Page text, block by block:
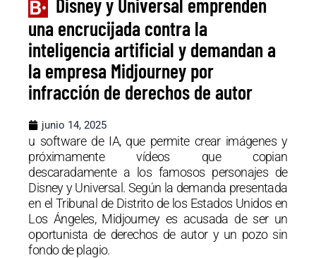
Disney y Universal emprenden
una encrucijada contra la
inteligencia artificial y demandan a
la empresa Midjourney por
infracción de derechos de autor
junio 14, 2025
u software de IA, que permite crear imágenes y
próximamente vídeos que copian
descaradamente a los famosos personajes de
Disney y Universal. Según la demanda presentada
en el Tribunal de Distrito de los Estados Unidos en
Los Ángeles, Midjourney es acusada de ser un
oportunista de derechos de autor y un pozo sin
fondo de plagio.